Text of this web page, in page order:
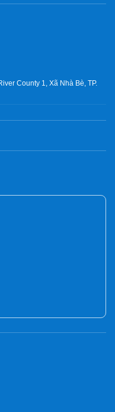
County 1, Xã Nhà Bè, TP.